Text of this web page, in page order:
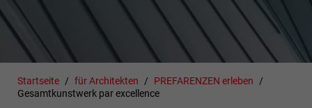
Startseite für Architekten
PREFARENZEN erleben
Gesamtkunstwerk par excellence